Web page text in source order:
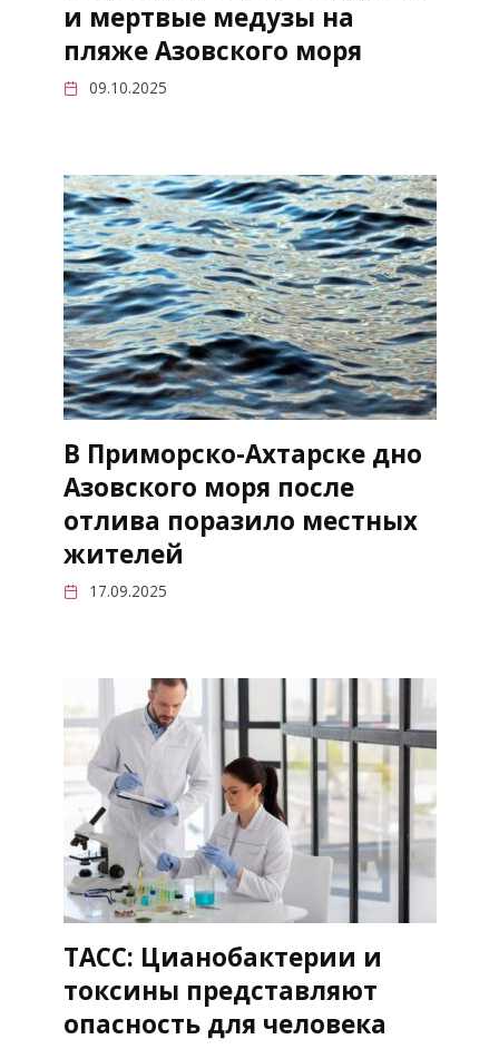
и мертвые медузы на
пляже Азовского моря
09.10.2025
В Приморско-Ахтарске дно
Азовского моря после
отлива поразило местных
жителей
17.09.2025
ТАСС: Цианобактерии и
токсины представляют
опасность для человека